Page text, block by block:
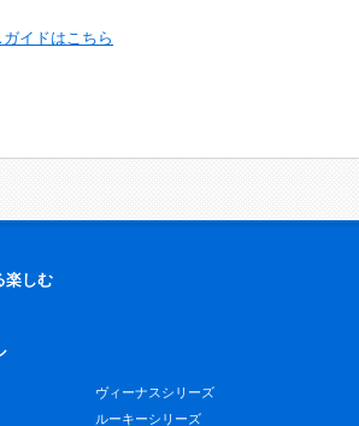
イドはこちら
楽しむ
ヴィーナスシリーズ
ルーキーシリーズ